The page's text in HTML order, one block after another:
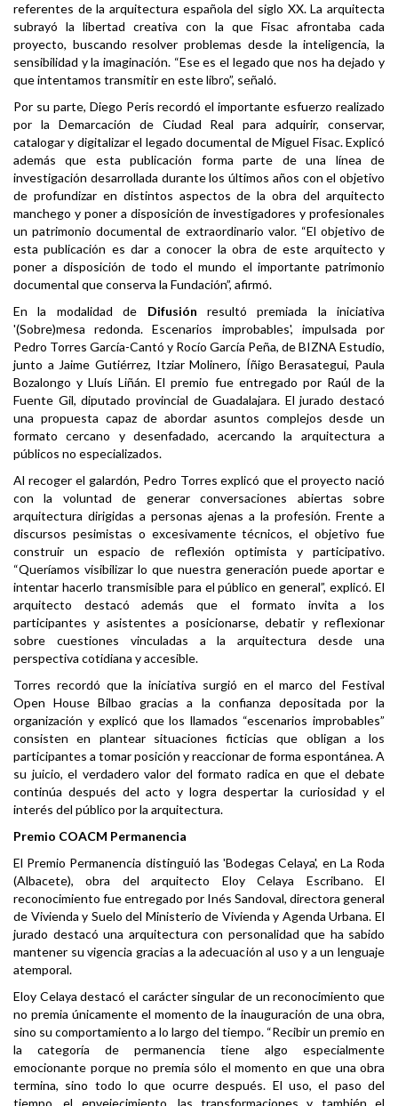
referentes de la arquitectura española del siglo XX. La arquitecta
subrayó la libertad creativa con la que Fisac afrontaba cada
proyecto, buscando resolver problemas desde la inteligencia, la
sensibilidad y la imaginación. “Ese es el legado que nos ha dejado y
que intentamos transmitir en este libro”, señaló.
Por su parte, Diego Peris recordó el importante esfuerzo realizado
por la Demarcación de Ciudad Real para adquirir, conservar,
catalogar y digitalizar el legado documental de Miguel Fisac. Explicó
además que esta publicación forma parte de una línea de
investigación desarrollada durante los últimos años con el objetivo
de profundizar en distintos aspectos de la obra del arquitecto
manchego y poner a disposición de investigadores y profesionales
un patrimonio documental de extraordinario valor. “El objetivo de
esta publicación es dar a conocer la obra de este arquitecto y
poner a disposición de todo el mundo el importante patrimonio
documental que conserva la Fundación”, afirmó.
En la modalidad de Difusión resultó premiada la iniciativa
'(Sobre)mesa redonda. Escenarios improbables', impulsada por
Pedro Torres García-Cantó y Rocío García Peña, de BIZNA Estudio,
junto a Jaime Gutiérrez, Itziar Molinero, Íñigo Berasategui, Paula
Bozalongo y Lluís Liñán. El premio fue entregado por Raúl de la
Fuente Gil, diputado provincial de Guadalajara. El jurado destacó
una propuesta capaz de abordar asuntos complejos desde un
formato cercano y desenfadado, acercando la arquitectura a
públicos no especializados.
Al recoger el galardón, Pedro Torres explicó que el proyecto nació
con la voluntad de generar conversaciones abiertas sobre
arquitectura dirigidas a personas ajenas a la profesión. Frente a
discursos pesimistas o excesivamente técnicos, el objetivo fue
construir un espacio de reflexión optimista y participativo.
“Queríamos visibilizar lo que nuestra generación puede aportar e
intentar hacerlo transmisible para el público en general”, explicó. El
arquitecto destacó además que el formato invita a los
participantes y asistentes a posicionarse, debatir y reflexionar
sobre cuestiones vinculadas a la arquitectura desde una
perspectiva cotidiana y accesible.
Torres recordó que la iniciativa surgió en el marco del Festival
Open House Bilbao gracias a la confianza depositada por la
organización y explicó que los llamados “escenarios improbables”
consisten en plantear situaciones ficticias que obligan a los
participantes a tomar posición y reaccionar de forma espontánea. A
su juicio, el verdadero valor del formato radica en que el debate
continúa después del acto y logra despertar la curiosidad y el
interés del público por la arquitectura.
Premio COACM Permanencia
El Premio Permanencia distinguió las 'Bodegas Celaya', en La Roda
(Albacete), obra del arquitecto Eloy Celaya Escribano. El
reconocimiento fue entregado por Inés Sandoval, directora general
de Vivienda y Suelo del Ministerio de Vivienda y Agenda Urbana. El
jurado destacó una arquitectura con personalidad que ha sabido
mantener su vigencia gracias a la adecuación al uso y a un lenguaje
atemporal.
Eloy Celaya destacó el carácter singular de un reconocimiento que
no premia únicamente el momento de la inauguración de una obra,
sino su comportamiento a lo largo del tiempo. “Recibir un premio en
la categoría de permanencia tiene algo especialmente
emocionante porque no premia sólo el momento en que una obra
termina, sino todo lo que ocurre después. El uso, el paso del
tiempo, el envejecimiento, las transformaciones y también el